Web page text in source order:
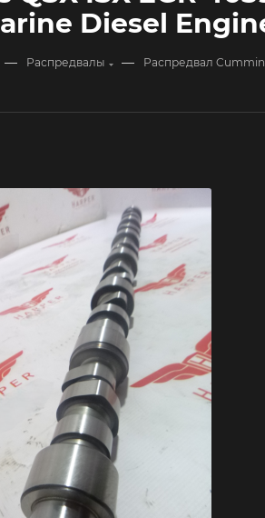
Diesel
— Распредвалы — Распредвал